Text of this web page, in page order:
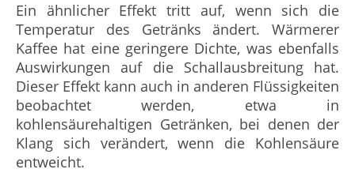
Ein ähnlicher Effekt tritt auf, wenn sich die
Temperatur des Getränks ändert. Wärmerer
Kaffee hat eine geringere Dichte, was ebenfalls
Auswirkungen auf die Schallausbreitung hat.
Dieser Effekt kann auch in anderen Flüssigkeiten
beobachtet werden, etwa in
kohlensäurehaltigen Getränken, bei denen der
Klang sich verändert, wenn die Kohlensäure
entweicht.